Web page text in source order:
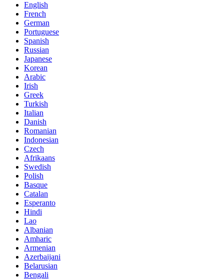
English
French
German
Portuguese
Spanish
Russian
Japanese
Korean
Arabic
Irish
Greek
Turkish
Italian
Danish
Romanian
Indonesian
Czech
Afrikaans
Swedish
Polish
Basque
Catalan
Esperanto
Hindi
Lao
Albanian
Amharic
Armenian
Azerbaijani
Belarusian
Bengali